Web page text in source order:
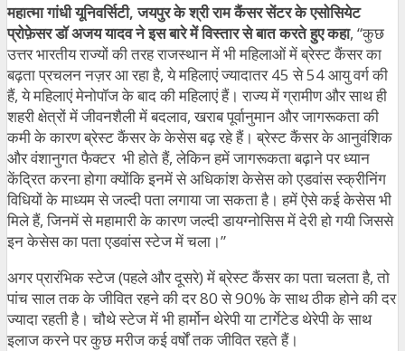
महात्मा गांधी यूनिवर्सिटी, जयपुर के श्री राम कैंसर सेंटर के एसोसियेट
प्रोफ़ेसर डॉ अजय यादव ने इस बारे में विस्तार से बात करते हुए कहा, “कुछ
उत्तर भारतीय राज्यों की तरह राजस्थान में भी महिलाओं में ब्रेस्ट कैंसर का
बढ़ता प्रचलन नज़र आ रहा है, ये महिलाएं ज्यादातर 45 से 54 आयु वर्ग की
हैं, ये महिलाएं मेनोपॉज के बाद की महिलाएं हैं। राज्य में ग्रामीण और साथ ही
शहरी क्षेत्रों में जीवनशैली में बदलाव, खराब पूर्वानुमान और जागरूकता की
कमी के कारण ब्रेस्ट कैंसर के केसेस बढ़ रहे हैं। ब्रेस्ट कैंसर के आनुवंशिक
और वंशानुगत फैक्टर भी होते हैं, लेकिन हमें जागरूकता बढ़ाने पर ध्यान
केंद्रित करना होगा क्योंकि इनमें से अधिकांश केसेस को एडवांस स्क्रीनिंग
विधियों के माध्यम से जल्दी पता लगाया जा सकता है। हमें ऐसे कई केसेस भी
मिले हैं, जिनमें से महामारी के कारण जल्दी डायग्नोसिस में देरी हो गयी जिससे
इन केसेस का पता एडवांस स्टेज में चला।”
अगर प्रारंभिक स्टेज (पहले और दूसरे) में ब्रेस्ट कैंसर का पता चलता है, तो
पांच साल तक के जीवित रहने की दर 80 से 90% के साथ ठीक होने की दर
ज्यादा रहती है। चौथे स्टेज में भी हार्मोन थेरेपी या टार्गेटेड थेरेपी के साथ
इलाज करने पर कुछ मरीज कई वर्षों तक जीवित रहते हैं।